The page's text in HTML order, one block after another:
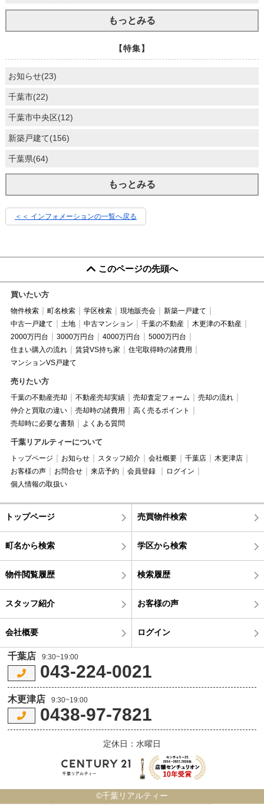
もっとみる
【特集】
お知らせ(23)
千葉市(22)
千葉市中央区(12)
新築戸建て(156)
千葉県(64)
もっとみる
＜＜ インフォメーションの一覧へ戻る
このページの先頭へ
買いたい方
物件検索 町名検索 学区検索 現地販売会
新築一戸建て
中古一戸建て
土地 中古マンション 千葉の不動産
木更津の不動産
2000万円台
3000万円台 4000万円台
5000万円台
住まい購入の流れ
賃貸VS持ち家
住宅取得時の諸費用
マンションVS戸建て
売りたい方
千葉の不動産売却 不動産売却実績 売却査定フォーム
売却の流れ
仲介と買取の違い
売却時の諸費用
高く売るポイント
売却時に必要な書類
よくある質問
千葉リアルティーについて
トップページ お知らせ スタッフ紹介 会社概要 千葉店
木更津店
お客様の声
お問合せ 来店予約 会員登録
ログイン
個人情報の取扱い
トップページ 売買物件検索
町名から検索 学区から検索
物件閲覧履歴 検索履歴
スタッフ紹介 お客様の声
会社概要 ログイン
千葉店 9:30~19:00
043-224-0021
木更津店 9:30~19:00
0438-97-7821
定休日：水曜日
©千葉リアルティー